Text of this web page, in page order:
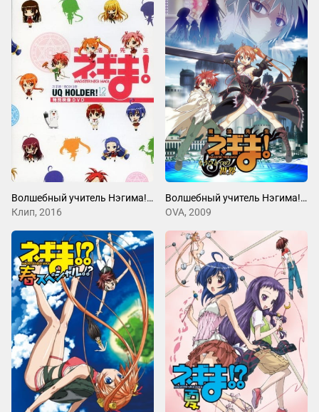
Волшебный учитель Нэгима! Музыкальные клипы
Клип, 2016
Волшебный учитель Нэгима! Загробный мир
OVA, 2009